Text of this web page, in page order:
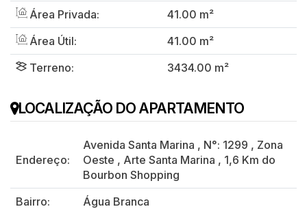
Área Privada:
41.00 m²
Área Útil:
41.00 m²
Terreno:
3434.00 m²
LOCALIZAÇÃO DO APARTAMENTO
Endereço:
Avenida Santa Marina , N°: 1299 , Zona
Oeste , Arte Santa Marina , 1,6 Km do
Bourbon Shopping
Bairro:
Água Branca